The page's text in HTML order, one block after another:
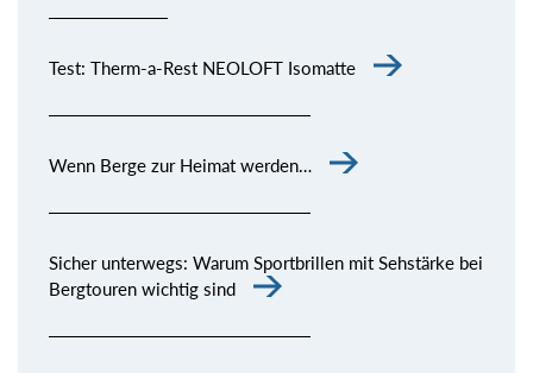
Test: Therm-a-Rest NEOLOFT Isomatte
Wenn Berge zur Heimat werden…
Sicher unterwegs: Warum Sportbrillen mit Sehstärke bei
Bergtouren wichtig sind